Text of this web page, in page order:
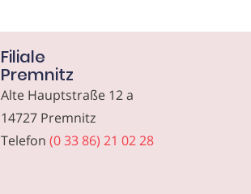
Filiale
Premnitz
Alte Hauptstraße 12 a
14727 Premnitz
Telefon (0 33 86) 21 02 28